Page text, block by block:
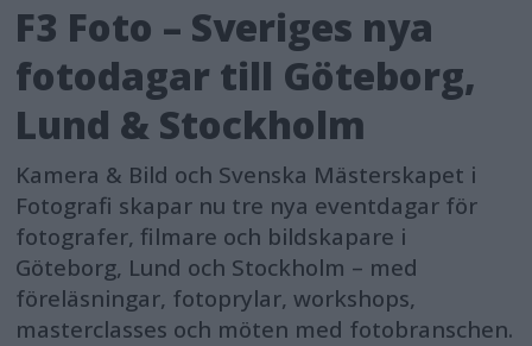
F3 Foto – Sveriges nya
fotodagar till Göteborg,
Lund & Stockholm
Kamera & Bild och Svenska Mästerskapet i
Fotografi skapar nu tre nya eventdagar för
fotografer, filmare och bildskapare i
Göteborg, Lund och Stockholm – med
föreläsningar, fotoprylar, workshops,
masterclasses och möten med fotobranschen.